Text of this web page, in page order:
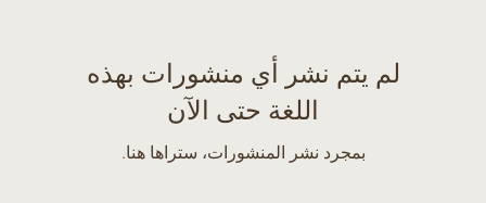
لم يتم نشر أي منشورات بهذه
اللغة حتى الآن
بمجرد نشر المنشورات، ستراها هنا.